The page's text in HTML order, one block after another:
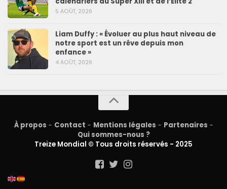
5 AOÛT, 2026
Liam Duffy : « Évoluer au plus haut niveau de
notre sport est un rêve depuis mon
enfance »
4 AOÛT, 2026
À propos - Contact - Mentions légales - Partenaires -
Qui sommes-nous ?
Treize Mondial © Tous droits réservés - 2025